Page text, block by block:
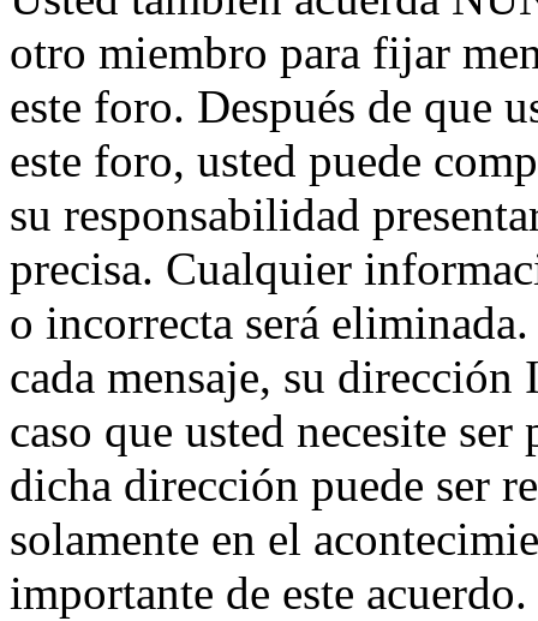
otro miembro para fijar
este foro. Después de que
este foro, usted puede
su responsabilidad
precisa. Cualquier
o incorrecta será
cada mensaje, su dirección
caso que usted necesite
dicha dirección puede ser
solamente en el
importante de este acuerdo.